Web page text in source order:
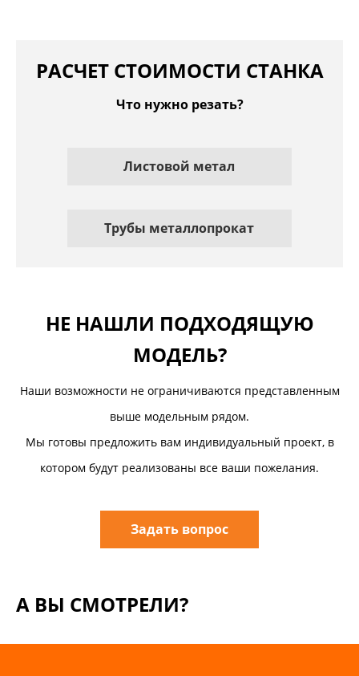
РАСЧЕТ СТОИМОСТИ СТАНКА
Что нужно резать?
Листовой метал
Трубы металлопрокат
НЕ НАШЛИ ПОДХОДЯЩУЮ
МОДЕЛЬ?
Наши возможности не ограничиваются представленным
выше модельным рядом.
Мы готовы предложить вам индивидуальный проект, в
котором будут реализованы все ваши пожелания.
Задать вопрос
А ВЫ СМОТРЕЛИ?